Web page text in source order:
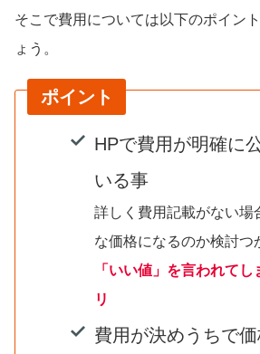
そこで費用については以下のポイン
ょう。
ポイント
HPで費用が明確に
いる事
詳しく費用記載がない場
な価格になるのか検討つ
「いい値」を言われて
リ
費用が決めうちで